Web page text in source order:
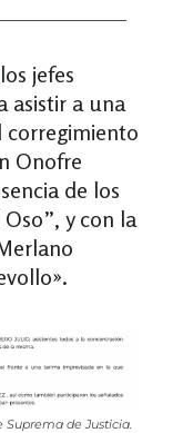
jefes
asistir a una
corregimiento
Onofre
de los
y con la
».
de Justicia.